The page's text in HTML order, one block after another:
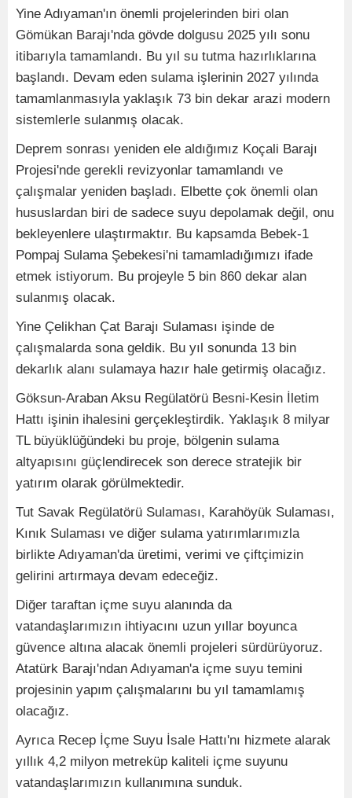
Yine Adıyaman'ın önemli projelerinden biri olan
Gömükan Barajı'nda gövde dolgusu 2025 yılı sonu
itibarıyla tamamlandı. Bu yıl su tutma hazırlıklarına
başlandı. Devam eden sulama işlerinin 2027 yılında
tamamlanmasıyla yaklaşık 73 bin dekar arazi modern
sistemlerle sulanmış olacak.
Deprem sonrası yeniden ele aldığımız Koçali Barajı
Projesi'nde gerekli revizyonlar tamamlandı ve
çalışmalar yeniden başladı. Elbette çok önemli olan
hususlardan biri de sadece suyu depolamak değil, onu
bekleyenlere ulaştırmaktır. Bu kapsamda Bebek-1
Pompaj Sulama Şebekesi'ni tamamladığımızı ifade
etmek istiyorum. Bu projeyle 5 bin 860 dekar alan
sulanmış olacak.
Yine Çelikhan Çat Barajı Sulaması işinde de
çalışmalarda sona geldik. Bu yıl sonunda 13 bin
dekarlık alanı sulamaya hazır hale getirmiş olacağız.
Göksun-Araban Aksu Regülatörü Besni-Kesin İletim
Hattı işinin ihalesini gerçekleştirdik. Yaklaşık 8 milyar
TL büyüklüğündeki bu proje, bölgenin sulama
altyapısını güçlendirecek son derece stratejik bir
yatırım olarak görülmektedir.
Tut Savak Regülatörü Sulaması, Karahöyük Sulaması,
Kınık Sulaması ve diğer sulama yatırımlarımızla
birlikte Adıyaman'da üretimi, verimi ve çiftçimizin
gelirini artırmaya devam edeceğiz.
Diğer taraftan içme suyu alanında da
vatandaşlarımızın ihtiyacını uzun yıllar boyunca
güvence altına alacak önemli projeleri sürdürüyoruz.
Atatürk Barajı'ndan Adıyaman'a içme suyu temini
projesinin yapım çalışmalarını bu yıl tamamlamış
olacağız.
Ayrıca Recep İçme Suyu İsale Hattı'nı hizmete alarak
yıllık 4,2 milyon metreküp kaliteli içme suyunu
vatandaşlarımızın kullanımına sunduk.